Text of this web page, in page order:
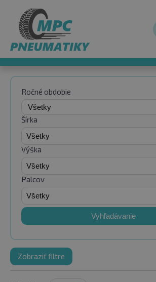
Ročné obdobie
Šírka
Výška
Palcov
Vyhľadávanie
Zobraziť filtre